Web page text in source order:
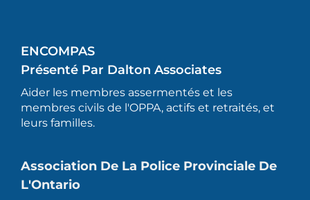
ENCOMPAS
Présenté Par Dalton Associates
Aider les membres assermentés et les
membres civils de l'OPPA, actifs et retraités, et
leurs familles.
Association De La Police Provinciale De
L'Ontario